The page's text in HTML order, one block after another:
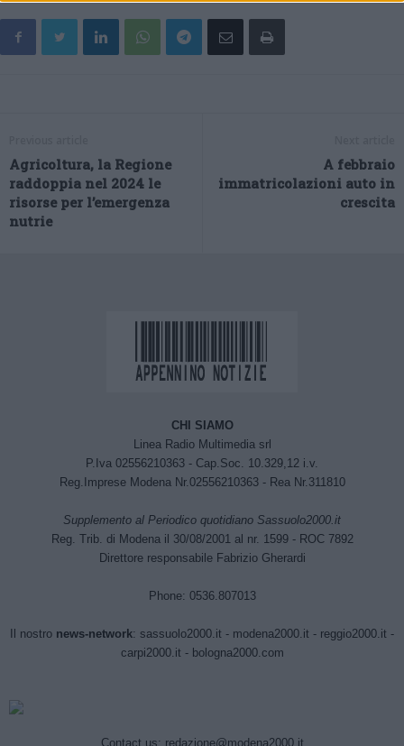
Agricoltura, la Regione
raddoppia nel 2024 le
risorse per l’emergenza
nutrie
A febbraio
immatricolazioni auto in
crescita
CHI SIAMO
Linea Radio Multimedia srl
P.Iva 02556210363 - Cap.Soc. 10.329,12 i.v.
Reg.Imprese Modena Nr.02556210363 - Rea Nr.311810
Supplemento al Periodico quotidiano Sassuolo2000.it
Reg. Trib. di Modena il 30/08/2001 al nr. 1599 - ROC 7892
Direttore responsabile Fabrizio Gherardi
Phone: 0536.807013
Il nostro news-network: sassuolo2000.it - modena2000.it - reggio2000.it -
carpi2000.it- bologna2000.com
Contact us: redazione@modena2000.it